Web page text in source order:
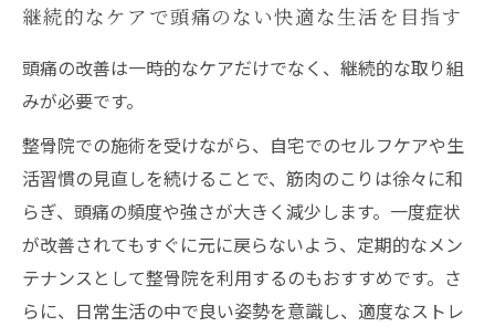
継続的なケアで頭痛のない快適な生活を目指す
頭痛の改善は一時的なケアだけでなく、継続的な取り組
みが必要です。
整骨院での施術を受けながら、自宅でのセルフケアや生
活習慣の見直しを続けることで、筋肉のこりは徐々に和
らぎ、頭痛の頻度や強さが大きく減少します。一度症状
が改善されてもすぐに元に戻らないよう、定期的なメン
テナンスとして整骨院を利用するのもおすすめです。さ
らに、日常生活の中で良い姿勢を意識し、適度なストレ